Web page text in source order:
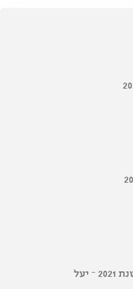
קורס בנושא גרונטולוגיה משנת 2021 – יעל